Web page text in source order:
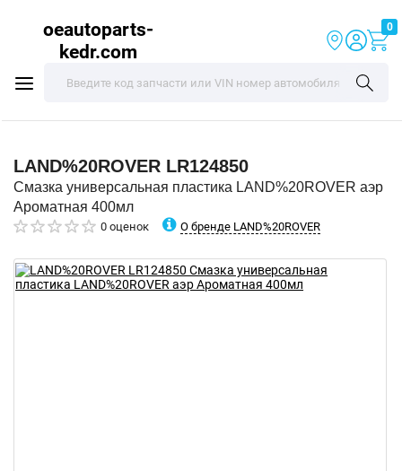
oeautoparts-
kedr.com
0
LAND%20ROVER LR124850
Смазка универсальная пластика LAND%20ROVER аэр
Ароматная 400мл
0 оценок О бренде LAND%20ROVER